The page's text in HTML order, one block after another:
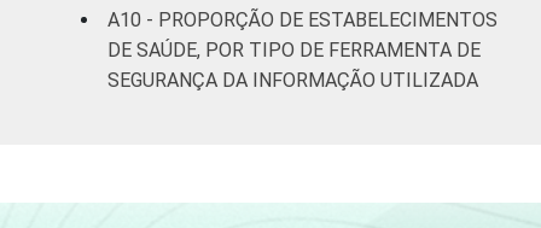
A10 - PROPORÇÃO DE ESTABELECIMENTOS
DE SAÚDE, POR TIPO DE FERRAMENTA DE
SEGURANÇA DA INFORMAÇÃO UTILIZADA